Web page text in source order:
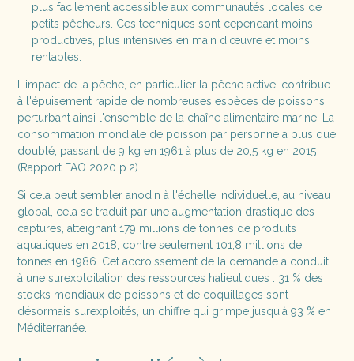
plus facilement accessible aux communautés locales de
petits pêcheurs. Ces techniques sont cependant moins
productives, plus intensives en main d'œuvre et moins
rentables.
L'impact de la pêche, en particulier la pêche active, contribue
à l'épuisement rapide de nombreuses espèces de poissons,
perturbant ainsi l'ensemble de la chaîne alimentaire marine. La
consommation mondiale de poisson par personne a plus que
doublé, passant de 9 kg en 1961 à plus de 20,5 kg en 2015
(Rapport FAO 2020 p.2).
Si cela peut sembler anodin à l'échelle individuelle, au niveau
global, cela se traduit par une augmentation drastique des
captures, atteignant 179 millions de tonnes de produits
aquatiques en 2018, contre seulement 101,8 millions de
tonnes en 1986. Cet accroissement de la demande a conduit
à une surexploitation des ressources halieutiques : 31 % des
stocks mondiaux de poissons et de coquillages sont
désormais surexploités, un chiffre qui grimpe jusqu'à 93 % en
Méditerranée.